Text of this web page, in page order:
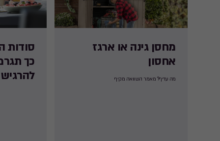
מחסן גינה או ארגז
אחסון
מה עדיף? מאמר השוואה מקיף
סודות
כך